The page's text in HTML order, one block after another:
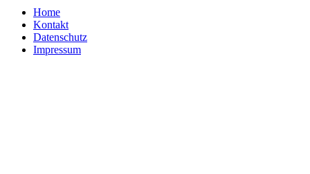
Home
Kontakt
Datenschutz
Impressum